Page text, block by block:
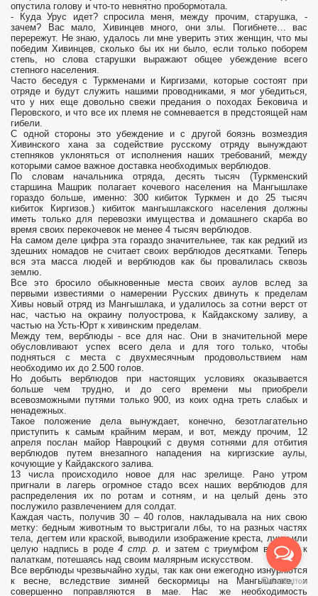
опустила голову и что-то невнятно пробормотала.
- Куда Урус идет? спросила меня, между прочим, старушка, -
зачем? Вас мало, Хивинцев много, они злы. Погибнете… вас
перережут. Не знаю, удалось ли мне уверить этих женщин, что мы
победим Хивинцев, сколько бы их ни было, если только поборем
степь, но слова старушки выражают общее убеждение всего
степного населения.
Часто беседуя с Туркменами и Киргизами, которые состоят при
отряде и будут служить нашими проводниками, я мог убедиться,
что у них еще довольно свежи предания о походах Бековича и
Перовского, и что все их племя не сомневается в предстоящей нам
гибели.
С одной стороны это убеждение и с другой боязнь возмездия
Хивинского хана за содействие русскому отряду вынуждают
степняков уклоняться от исполнения наших требований, между
которыми самое важное доставка необходимых верблюдов.
По словам начальника отряда, десять тысяч (Туркменский
старшина Машрик полагает кочевого населения на Мангышлаке
гораздо больше, именно: 300 кибиток Туркмен и до 25 тысяч
кибиток Киргизов.) кибиток мангышлакского населения должны
иметь только для перевозки имущества и домашнего скарба во
время своих перекочевок не менее 4 тысяч верблюдов.
На самом деле цифра эта гораздо значительнее, так как редкий из
здешних номадов не считает своих верблюдов десятками. Теперь
вся эта масса людей и верблюдов как бы провалилась сквозь
землю.
Все это бросило обыкновенные места своих аулов вслед за
первыми известиями о намерении Русских двинуть к пределам
Хивы новый отряд из Мангышлака, и удалилось за сотни верст от
нас, частью на окраину полуострова, к Кайдакскому заливу, а
частью на Усть-Юрт к хивинским пределам.
Между тем, верблюды - все для нас. Они в значительной мере
обусловливают успех всего дела и для того только, чтобы
подняться с места с двухмесячным продовольствием нам
необходимо их до 2.500 голов.
Но добыть верблюдов при настоящих условиях оказывается
больше чем трудно, и до сего времени мы приобрели
всевозможными путями только 900, из коих одна треть слабых и
ненадежных.
Такое положение дела вынуждает, конечно, безотлагательно
приступить к самым крайним мерам, и вот, между прочим, 12
апреля послан майор Навроцкий с двумя сотнями для отбития
верблюдов путем внезапного нападения на киргизские аулы,
кочующие у Кайдакского залива.
13 числа происходило новое для нас зрелище. Рано утром
пригнали в лагерь огромное стадо всех наших верблюдов для
распределения их по ротам и сотням, и на целый день это
послужило развлечением для солдат.
Каждая часть, получив 30 – 40 голов, накладывала на них свою
метку: бедным животным то выстригали лбы, то на разных частях
тела, дегтем или краской, выводили изображение креста, луны или
целую надпись в роде4 стр. р.
и затем с триумфом вели их к
палаткам, потешаясь над своим малярным искусством.
Все верблюды чрезвычайно худы, так как они ежегодно изнуряются
к весне, вследствие зимней бескормицы на Мангышлаке, и
совершенно поправляются в мае. Нас же необходимость